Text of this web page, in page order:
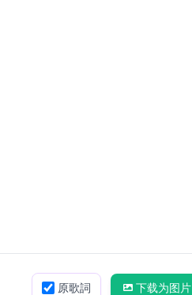
原歌詞 下载为图片